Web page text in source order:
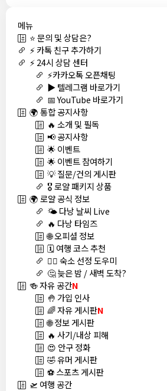
메뉴
⭐ 문의 및 상담은?
⚡ 카톡 친구 추가하기
⚡ 24시 상담 센터
⚡카카오톡 오픈채팅
▶️ 텔레그램 바로가기
📅 YouTube 바로가기
🌍 통합 공지사항
🔥 소개 및 필독
📢 공지사항
🌟 이벤트
🌟 이벤트 참여하기
💡 질문/건의 게시판
🎖️ 로얄 패키지 상품
🌍 로얄 공식 정보
🌤️ 다낭 날씨 Live
🔥 다낭 타임즈
🌐 오피셜 정보
🗓️ 여행 코스 추천
🏊‍♀️ 숙소 선정 도우미
🤔 늦은 밤 / 새벽 도착?
🍻 자유 공간N
🤚 가입 인사
🌈 자유 게시판N
🌐 정보 게시판
🔥 사기/내상 피해
😍 안구 정화
🤣 유머 게시판
⚽ 스포츠 게시판
🛫 여행 공간